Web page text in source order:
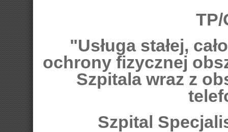
TP/
"Usługa stałej,
ochrony fizycznej
Szpitala wraz z
Szpital